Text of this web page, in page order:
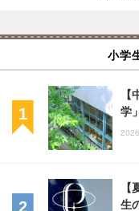
小学
【
学
【
生